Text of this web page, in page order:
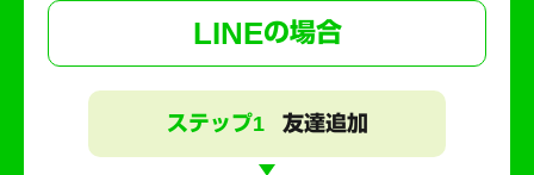
LINEの場合
ステップ1 友達追加